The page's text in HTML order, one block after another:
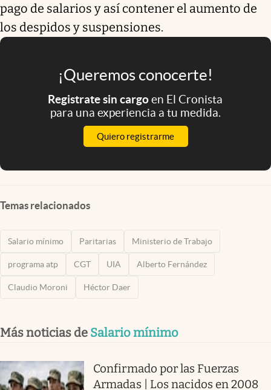
pago de salarios y así contener el aumento de
los despidos y suspensiones.
¡Queremos conocerte!
Registrate sin cargoen El Cronista
para una experiencia a tu medida.
Quiero registrarme
Temas relacionados
Salario mínimo Paritarias Ministerio de Trabajo
programa atp CGT UIA Alberto Fernández
Claudio Moroni Héctor Daer
Más noticias de Salario mínimo
Confirmado por las Fuerzas
Armadas | Los nacidos en 2008